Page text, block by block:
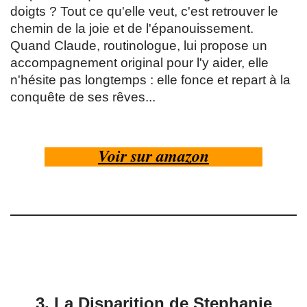
doigts ? Tout ce qu'elle veut, c'est retrouver le
chemin de la joie et de l'épanouissement.
Quand Claude, routinologue, lui propose un
accompagnement original pour l'y aider, elle
n'hésite pas longtemps : elle fonce et repart à la
conquête de ses rêves...
Voir sur amazon
3. La Disparition de Stephanie